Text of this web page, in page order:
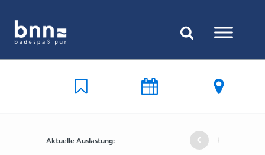
Aktuelle Auslastung: